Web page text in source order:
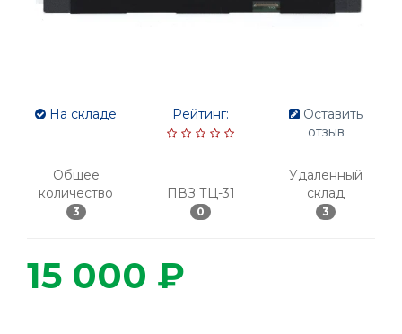
На складе
Общее
количество
3
Рейтинг:
ПВЗ ТЦ-31
0
Оставить
отзыв
Удаленный
склад
3
15 000 ₽